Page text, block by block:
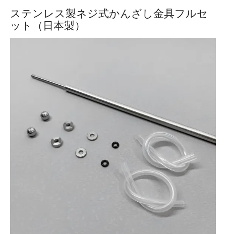
ステンレス製ネジ式かんざし金具フルセ
ット（日本製）